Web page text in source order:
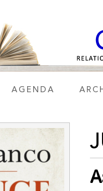
AGENDA